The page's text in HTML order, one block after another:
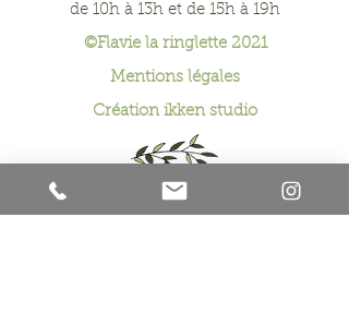
de 10h à 13h et de 15h à 19h
©Flavie la ringlette 2021
Mentions légales
Création ikken studio